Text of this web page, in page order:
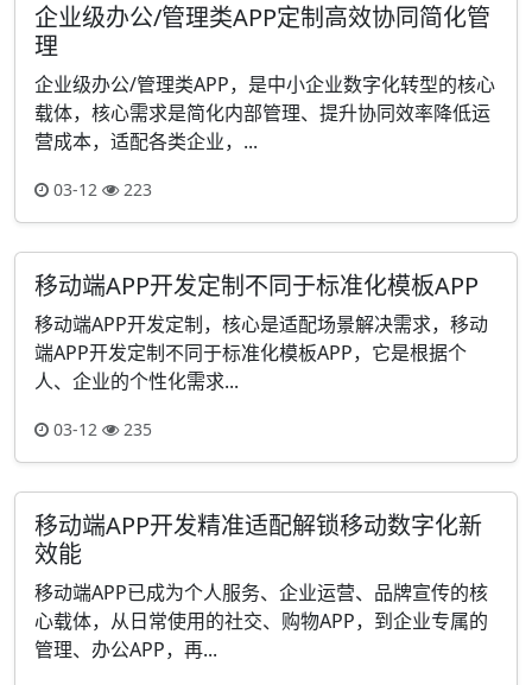
企业级办公/管理类APP定制高效协同简化管
理
企业级办公/管理类APP，是中小企业数字化转型的核心
载体，核心需求是简化内部管理、提升协同效率降低运
营成本，适配各类企业，...
03-12 223
移动端APP开发定制不同于标准化模板APP
移动端APP开发定制，核心是适配场景解决需求，移动
端APP开发定制不同于标准化模板APP，它是根据个
人、企业的个性化需求...
03-12 235
移动端APP开发精准适配解锁移动数字化新
效能
移动端APP已成为个人服务、企业运营、品牌宣传的核
心载体，从日常使用的社交、购物APP，到企业专属的
管理、办公APP，再...